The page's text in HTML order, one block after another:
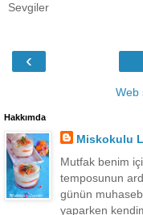
Sevgiler
‹
Web
Hakkımda
Miskokulu
Mutfak benim
temposunun
günün
yaparken